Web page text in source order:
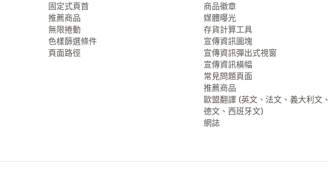
固定式頁首
推薦商品
無限捲動
色樣篩選條件
頁面路徑
商品徽章
媒體曝光
存貨計算工具
宣傳資訊圖塊
宣傳資訊彈出式視窗
宣傳資訊橫幅
常見問題頁面
推薦商品
歐盟翻譯 (英文、法文、義大利文、
德文、西班牙文)
網誌